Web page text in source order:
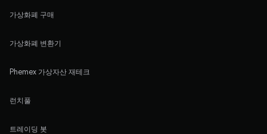
가상화폐 구매
가상화폐 변환기
Phemex 가상자산 재테크
런치풀
트레이딩 봇